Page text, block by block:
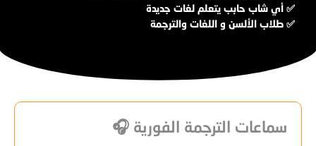
✅ أي شاب حابب يتعلم لغات جديدة
✅ طلاب الألسن و اللغات والترجمة
سماعات الترجمة الفورية 🎧